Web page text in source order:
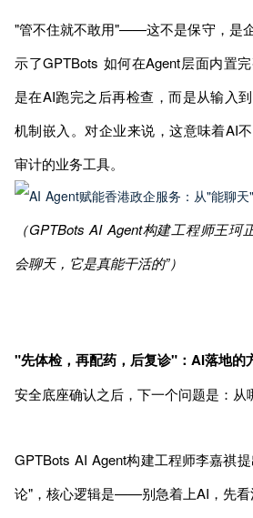
"管不住就不敢用"——这不是保守，是
示了GPTBots 如何在Agent层面内置
是在AI跑完之后再检查，而是从输入
机制嵌入。对企业来说，这意味着AI
审计的业务工具。
（GPTBots AI Agent构建工程师王珂
会聊天，它是真能干活的”）
"先体检，再配药，后复诊"：AI落地的
安全底座确认之后，下一个问题是：从
GPTBots AI Agent构建工程师李嘉祺
论"，核心逻辑是——别急着上AI，先看